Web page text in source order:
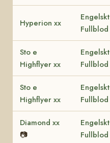
Hyperion xx
Engelskt
Fullblod
Sto e
Highflyer xx
Engelskt
Fullblod
Sto e
Highflyer xx
Engelskt
Fullblod
Diamond xx
📷
Engelskt
Fullblod